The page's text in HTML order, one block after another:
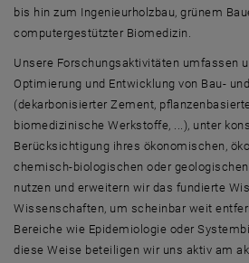
bis hin zum Ingenieurholzbau, grünem
computergestützter Biomedizin.
Unsere Forschungsaktivitäten umfassen
Optimierung und Entwicklung von Bau-
(dekarbonisierter Zement,
biomedizinische Werkstoffe, ...), unter
Berücksichtigung ihres ökonomischen,
chemisch-biologischen oder
nutzen und erweitern wir das fundierte
Wissenschaften, um scheinbar weit
Bereiche wie Epidemiologie oder
diese Weise beteiligen wir uns aktiv am